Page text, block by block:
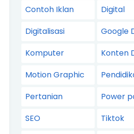
Contoh Iklan
Digital
Digitalisasi
Google
Komputer
Konten
Motion Graphic
Pertanian
Power
SEO
Tiktok